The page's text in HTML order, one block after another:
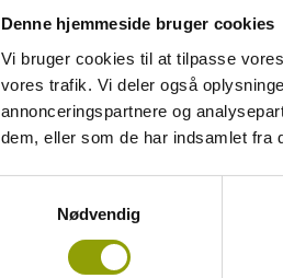
Denne hjemmeside bruger cookies
Vi bruger cookies til at tilpasse
vores trafik. Vi deler også
annonceringspartnere og
dem, eller som de har indsamlet fra
Nødvendig